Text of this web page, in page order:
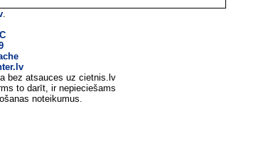
.
bez atsauces uz cietnis.lv
to darīt, ir nepieciešams
noteikumus.